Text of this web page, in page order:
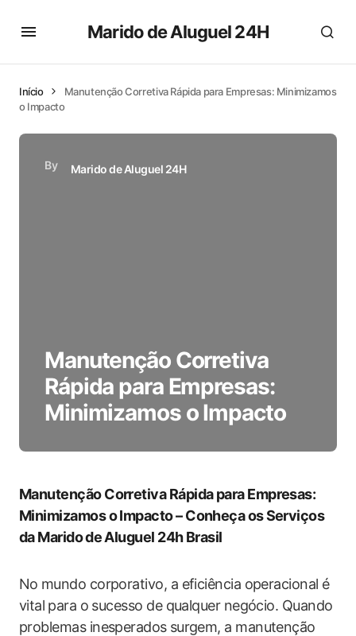
Marido de Aluguel 24H
Início
Manutenção Corretiva Rápida para Empresas: Minimizamos
o Impacto
By Marido de Aluguel 24H
Manutenção Corretiva
Rápida para Empresas:
Minimizamos o Impacto
Manutenção Corretiva Rápida para ‍Empresas:
Minimizamos o Impacto‍ – Conheça‌ os⁤ Serviços
da Marido ⁣de Aluguel 24h Brasil
No ⁤mundo corporativo, a eficiência operacional é​
vital⁢ para o sucesso de qualquer negócio. ‌Quando
problemas inesperados ⁢surgem, a ‌manutenção